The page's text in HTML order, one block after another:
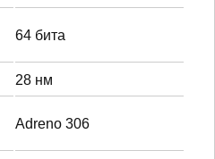
64 бита
28 нм
Adreno 306